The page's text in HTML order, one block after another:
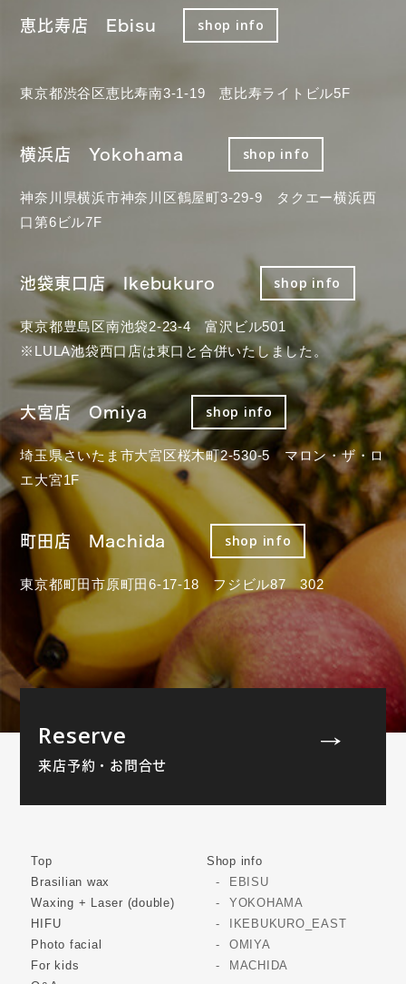
恵比寿店 Ebisu shop info
東京都渋谷区恵比寿南3-1-19 恵比寿ライトビル5F
横浜店 Yokohama shop info
神奈川県横浜市神奈川区鶴屋町3-29-9 タクエー横浜西
口第6ビル7F
池袋東口店 Ikebukuro shop info
東京都豊島区南池袋2-23-4 富沢ビル501
※LULA池袋西口店は東口と合併いたしました。
大宮店 Omiya shop info
埼玉県さいたま市大宮区桜木町2-530-5 マロン・ザ・ロ
エ大宮1F
町田店 Machida shop info
東京都町田市原町田6-17-18 フジビル87 302
Reserve
来店予約・お問合せ
Top
Brasilian wax
Waxing + Laser (double)
HIFU
Photo facial
For kids
Shop info
EBISU
YOKOHAMA
IKEBUKURO_EAST
OMIYA
MACHIDA